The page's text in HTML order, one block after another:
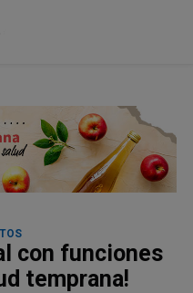
con funciones
temprana!